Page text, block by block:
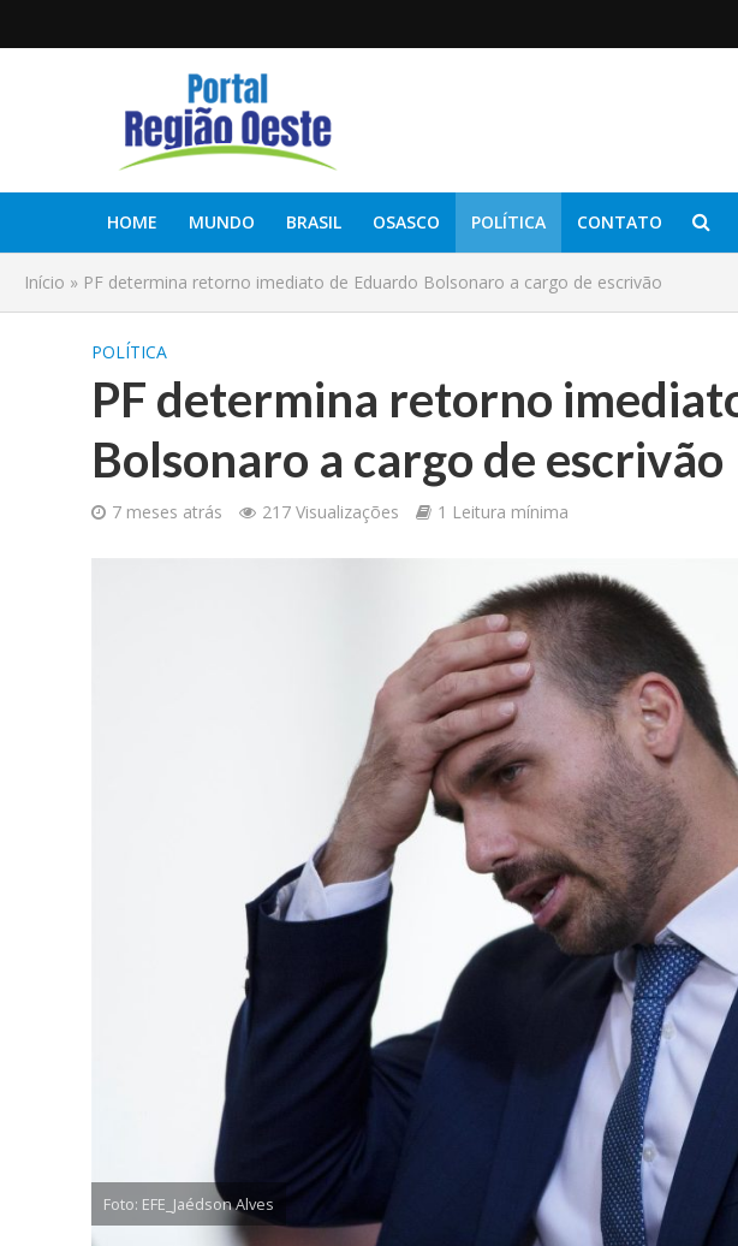
HOME MUNDO BRASIL OSASCO POLÍTICA CONTATO
Início » PF determina retorno imediato de Eduardo Bolsonaro a cargo de escrivão
POLÍTICA
PF determina retorno
Bolsonaro a cargo de escrivão
7 meses atrás 217 Visualizações 1 Leitura mínima
Foto: EFE_Jaédson Alves